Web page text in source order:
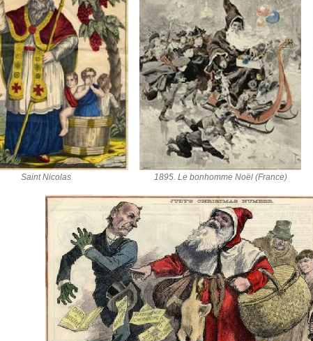
Saint Nicolas 1895. Le bonhomme Noël (France)